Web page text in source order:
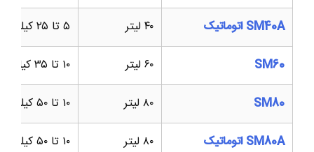
SM40A اتوماتیک ۴۰ لیتر ۵ تا ۲۵ کیلوگرم
SM60 ۶۰ لیتر ۱۰ تا ۳۵ کیلوگرم
SM80 ۸۰ لیتر ۱۰ تا ۵۰ کیلوگرم
SM80A اتوماتیک ۸۰ لیتر ۱۰ تا ۵۰ کیلوگرم